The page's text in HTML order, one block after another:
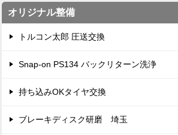
オリジナル整備
トルコン太郎 圧送交換
Snap-on PS134 バックリターン洗浄
持ち込みOKタイヤ交換
ブレーキディスク研磨 埼玉